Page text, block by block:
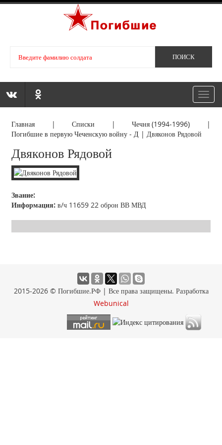
Главная |Списки |Чечня (1994-1996) |
Погибшие в первую Чеченскую войну - Д | Двяконов Рядовой
Двяконов Рядовой
Звание:
Информация: в/ч 11659 22 оброн ВВ МВД
2015-2026 © Погибшие.РФ | Все права защищены. Разработка
Webunical